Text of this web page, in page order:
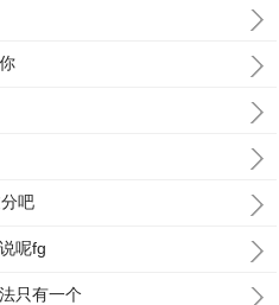
吧
呢fg
只有一个